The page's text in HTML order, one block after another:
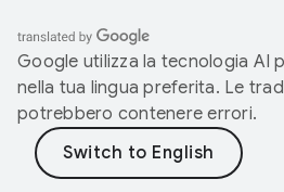
Google utilizza la tecnologia AI
nella tua lingua preferita. Le
potrebbero contenere errori.